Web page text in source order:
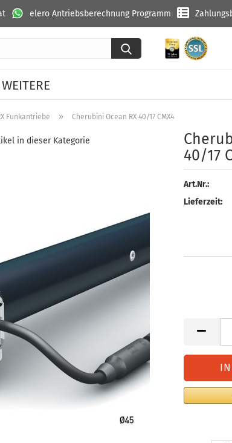
elero Antriebsberechnung Programm
Suche...
WEITERE
Funkantriebe » Cherubini Ocean RX 40/17 CMX45401700
in dieser Kategorie
40/17
Art.Nr.:
Lieferzeit: